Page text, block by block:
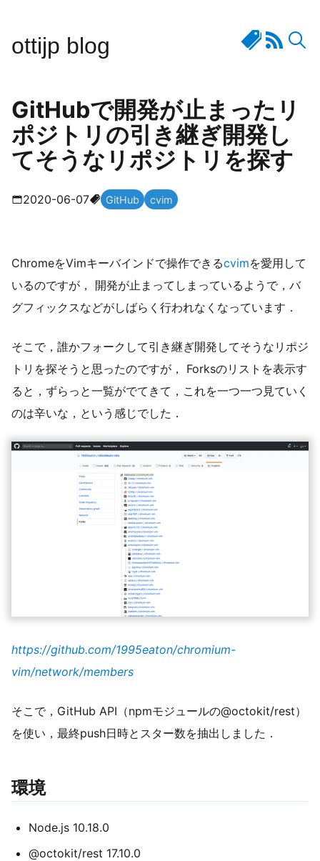
ottijp blog
GitHubで開発が止まったリ
ポジトリの引き継ぎ開発し
てそうなリポジトリを探す
2020-06-07 GitHub cvim
ChromeをVimキーバインドで操作できるcvimを愛用して
いるのですが， 開発が止まってしまっているようで，バ
グフィックスなどがしばらく行われなくなっています．
そこで，誰かフォークして引き継ぎ開発してそうなリポジ
トリを探そうと思ったのですが， Forksのリストを表示す
ると，ずらっと一覧がでてきて，これを一つ一つ見ていく
のは辛いな，という感じでした．
https://github.com/1995eaton/chromium-
vim/network/members
そこで，GitHub API（npmモジュールの@octokit/rest）
を使い，最終push日時とスター数を抽出しました．
環境
Node.js 10.18.0
@octokit/rest 17.10.0